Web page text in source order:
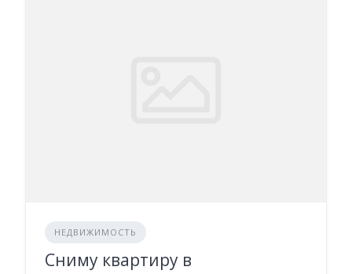
НЕДВИЖИМОСТЬ
Сниму квартиру в